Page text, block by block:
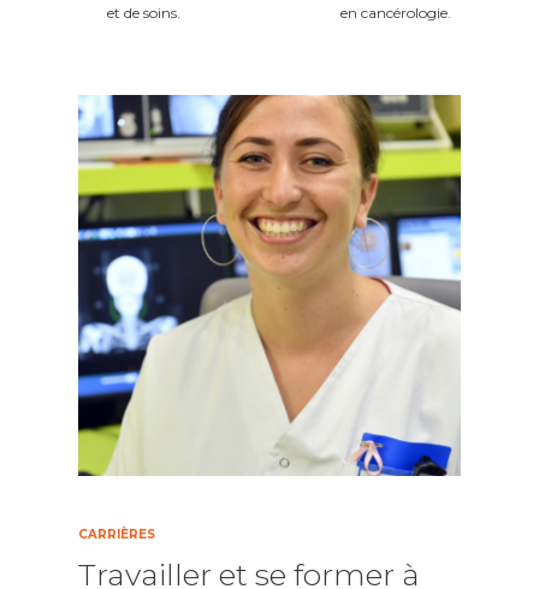
et de soins.
en cancérologie.
CARRIÈRES
Travailler et se former à